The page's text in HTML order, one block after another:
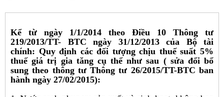
Kể từ ngày 1/1/2014 theo Điều 10 Thông tư
219/2013/TT- BTC ngày 31/12/2013 của Bộ tài
chính: Quy định các đối tượng chịu thuế suất 5%
thuế giá trị gia tăng cụ thể như sau ( sửa đổi bổ
sung theo thông tư Thông tư 26/2015/TT-BTC ban
hành ngày 27/02/2015):